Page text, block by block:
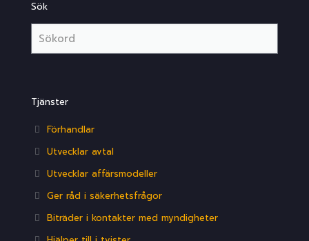
Sök
Tjänster
Förhandlar
Utvecklar avtal
Utvecklar affärsmodeller
Ger råd i säkerhetsfrågor
Biträder i kontakter med myndigheter